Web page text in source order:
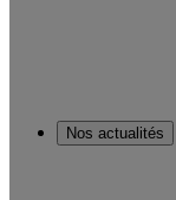
Nos actualités